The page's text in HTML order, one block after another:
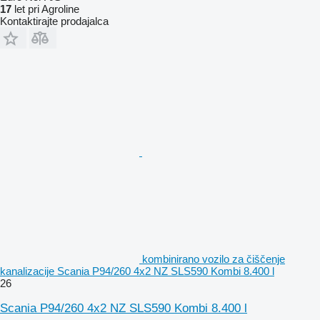
17 let pri Agroline
Kontaktirajte prodajalca
kombinirano vozilo za čiščenje
kanalizacije Scania P94/260 4x2 NZ SLS590 Kombi 8.400 l
26
Scania P94/260 4x2 NZ SLS590 Kombi 8.400 l